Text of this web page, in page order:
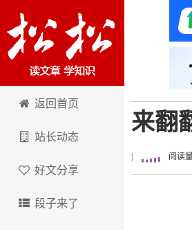
卢松松博客
返回首页
站长动态
好文分享
段子来了
来翻
阅读